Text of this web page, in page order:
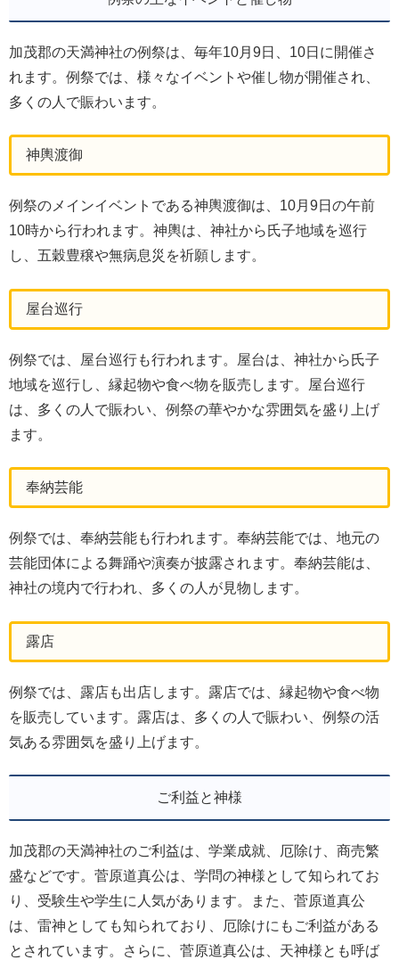
加茂郡の天満神社の例祭は、毎年10月9日、10日に開催さ
れます。例祭では、様々なイベントや催し物が開催され、
多くの人で賑わいます。
神輿渡御
例祭のメインイベントである神輿渡御は、10月9日の午前
10時から行われます。神輿は、神社から氏子地域を巡行
し、五穀豊穣や無病息災を祈願します。
屋台巡行
例祭では、屋台巡行も行われます。屋台は、神社から氏子
地域を巡行し、縁起物や食べ物を販売します。屋台巡行
は、多くの人で賑わい、例祭の華やかな雰囲気を盛り上げ
ます。
奉納芸能
例祭では、奉納芸能も行われます。奉納芸能では、地元の
芸能団体による舞踊や演奏が披露されます。奉納芸能は、
神社の境内で行われ、多くの人が見物します。
露店
例祭では、露店も出店します。露店では、縁起物や食べ物
を販売しています。露店は、多くの人で賑わい、例祭の活
気ある雰囲気を盛り上げます。
ご利益と神様
加茂郡の天満神社のご利益は、学業成就、厄除け、商売繁
盛などです。菅原道真公は、学問の神様として知られてお
り、受験生や学生に人気があります。また、菅原道真公
は、雷神としても知られており、厄除けにもご利益がある
とされています。さらに、菅原道真公は、天神様とも呼ば